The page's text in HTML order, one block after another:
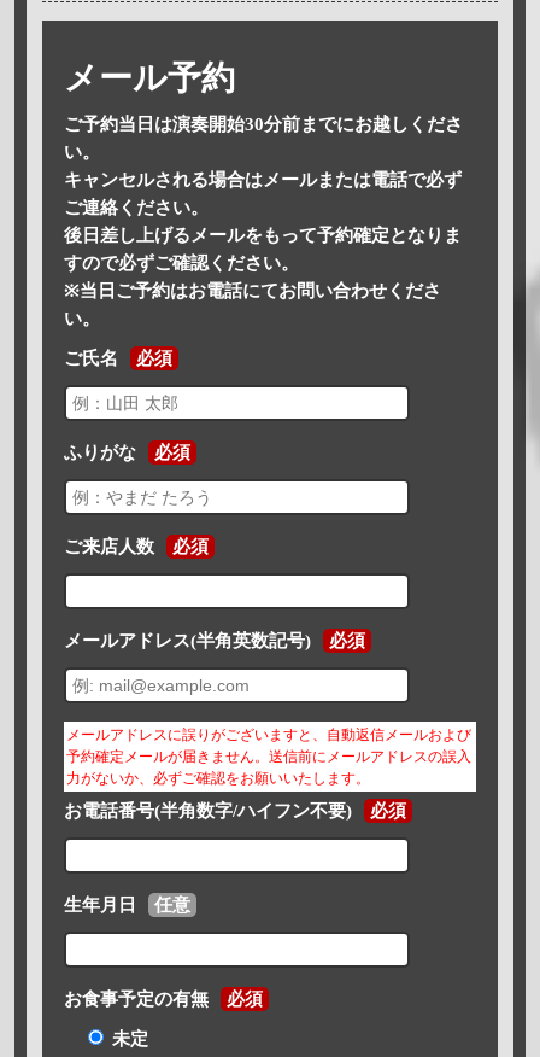
メール予約
ご予約当日は演奏開始30分前までにお越しくださ
い。
キャンセルされる場合はメールまたは電話で必ず
ご連絡ください。
後日差し上げるメールをもって予約確定となりま
すので必ずご確認ください。
※当日ご予約はお電話にてお問い合わせくださ
い。
ご氏名 必須
ふりがな 必須
ご来店人数 必須
メールアドレス(半角英数記号) 必須
メールアドレスに誤りがございますと、自動返信メールおよび
予約確定メールが届きません。送信前にメールアドレスの誤入
力がないか、必ずご確認をお願いいたします。
お電話番号(半角数字/ハイフン不要) 必須
生年月日 任意
お食事予定の有無 必須
未定